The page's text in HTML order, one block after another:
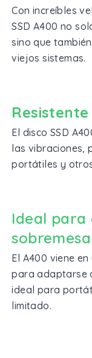
Con increíbles
SSD A400 no
sino que
viejos sistemas.
Resistente
El disco SSD
las vibraciones,
portátiles y
Ideal para
El A400 viene
para adaptarse
ideal para
limitado.